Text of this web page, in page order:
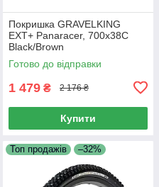
Покришка GRAVELKING
EXT+ Panaracer, 700x38C
Black/Brown
Готово до відправки
1 479 ₴ 2 176 ₴
Купити
Топ продажів –32%